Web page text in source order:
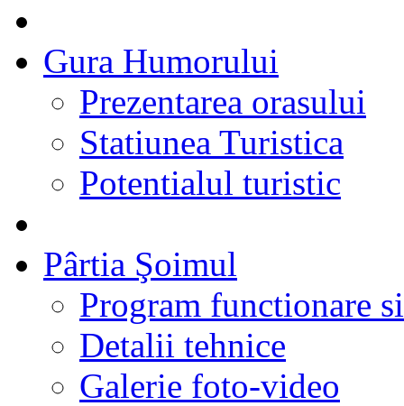
Gura Humorului
Prezentarea orasului
Statiunea Turistica
Potentialul turistic
Pârtia Şoimul
Program functionare
Detalii tehnice
Galerie foto-video